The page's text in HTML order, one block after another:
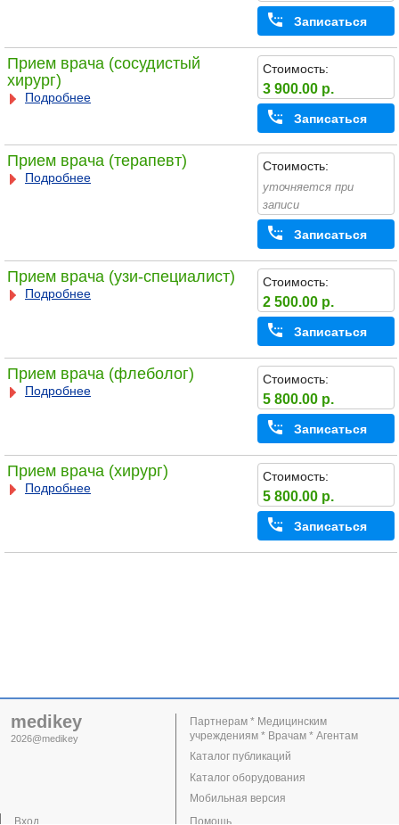
Записаться
Прием врача (сосудистый
хирург)
Подробнее
Стоимость:
3 900.00 р.
Записаться
Прием врача (терапевт)
Подробнее
Стоимость:
уточняется при
записи
Записаться
Прием врача (узи-специалист)
Подробнее
Стоимость:
2 500.00 р.
Записаться
Прием врача (флеболог)
Подробнее
Стоимость:
5 800.00 р.
Записаться
Прием врача (хирург)
Подробнее
Стоимость:
5 800.00 р.
Записаться
medikey
2026@medikey
Вход
Партнерам * Медицинским
учреждениям * Врачам * Агентам
Каталог публикаций
Каталог оборудования
Мобильная версия
Помощь